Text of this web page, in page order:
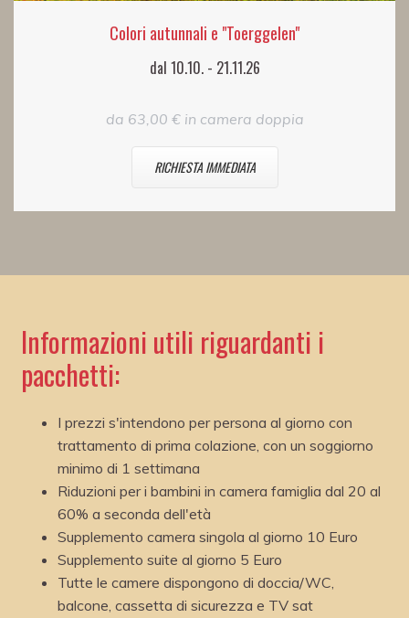
Colori autunnali e "Toerggelen"
dal 10.10. - 21.11.26
da 63,00 € in camera doppia
RICHIESTA IMMEDIATA
Informazioni utili riguardanti i
pacchetti:
I prezzi s'intendono per persona al giorno con
trattamento di prima colazione, con un soggiorno
minimo di 1 settimana
Riduzioni per i bambini in camera famiglia dal 20 al
60% a seconda dell'età
Supplemento camera singola al giorno 10 Euro
Supplemento suite al giorno 5 Euro
Tutte le camere dispongono di doccia/WC,
balcone, cassetta di sicurezza e TV sat